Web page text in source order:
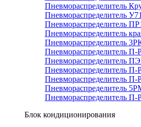
Пневмораспределитель
Пневмораспределитель
Пневмораспределитель
Пневмораспределитель
Пневмораспределитель
Пневмораспределитель П-
Пневмораспределитель
Пневмораспределитель П-
Пневмораспределитель
Пневмораспределитель
Пневмораспределитель
Блок кондиционирования